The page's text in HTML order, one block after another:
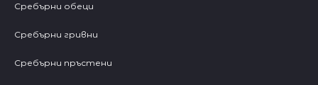
Сребърни обеци
Сребърни гривни
Сребърни пръстени